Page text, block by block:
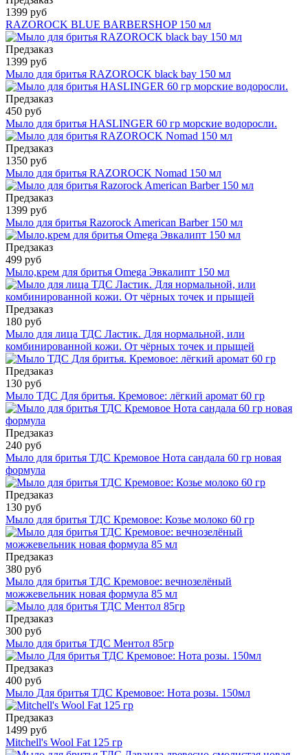
1399 руб
RAZOROCK BLUE BARBERSHOP 150 мл
Предзаказ
1399 руб
Мыло для бритья RAZOROCK black bay 150 мл
Предзаказ
450 руб
Мыло для бритья HASLINGER 60 гр морские водоросли.
Предзаказ
1350 руб
Мыло для бритья RAZOROCK Nomad 150 мл
Предзаказ
1399 руб
Мыло для бритья Razorock American Barber 150 мл
Предзаказ
499 руб
Мыло,крем для бритья Omega Эвкалипт 150 мл
Предзаказ
180 руб
Мыло для лица ТДС Ластик. Для нормальной, или
комбинированной кожи. От чёрных точек и прыщей
Предзаказ
130 руб
Мыло ТДС Для бритья. Кремовое: лёгкий аромат 60 гр
Предзаказ
240 руб
Мыло для бритья ТДС Кремовое Нота сандала 60 гр новая
формула
Предзаказ
130 руб
Мыло для бритья ТДС Кремовое: Козье молоко 60 гр
Предзаказ
380 руб
Мыло для бритья ТДС Кремовое: вечнозелёный
можжевельник новая формула 85 мл
Предзаказ
300 руб
Мыло для бритья ТДС Ментол 85гр
Предзаказ
400 руб
Мыло Для бритья ТДС Кремовое: Нота розы. 150мл
Предзаказ
1499 руб
Mitchell's Wool Fat 125 гр